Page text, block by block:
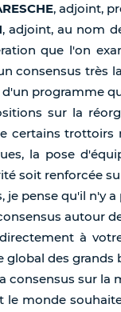
, adjoint,
, adjoint, au nom
que l'on
consensus très
d'un programme
sur la
certains
la pose
soit renforcée
je pense qu'il n'y a
autour
à
global des grands
consensus sur la
le monde